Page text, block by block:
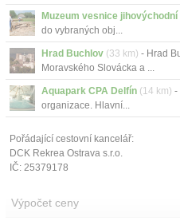
Muzeum vesnice
do vybraných obj...
Hrad Buchlov (33 km) - Hrad
Moravského Slovácka a ...
Aquapark CPA Delfín (14 km) -
organizace. Hlavní...
Pořádající cestovní kancelář:
DCK Rekrea Ostrava s.r.o.
IČ: 25379178
Výpočet ceny